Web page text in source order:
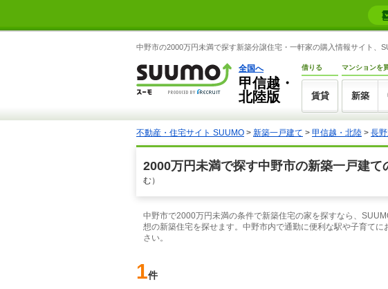
中野市の2000万円未満で探す新築分譲住宅・一軒家の購入情報サイト、
全国へ
甲信越・
北陸版
借りる
賃貸
マンションを
新築
不動産・住宅サイト SUUMO > 新築一戸建て > 甲信越・北陸 > 長
2000万円未満で探す中野市の新築一戸建
む）
中野市で2000万円未満の条件で新築住宅の家を探すなら、
想の新築住宅を探せます。中野市内で通勤に便利な駅や子育て
さい。
1件